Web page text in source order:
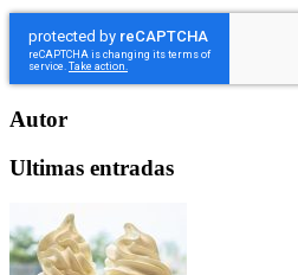
Autor
Ultimas entradas